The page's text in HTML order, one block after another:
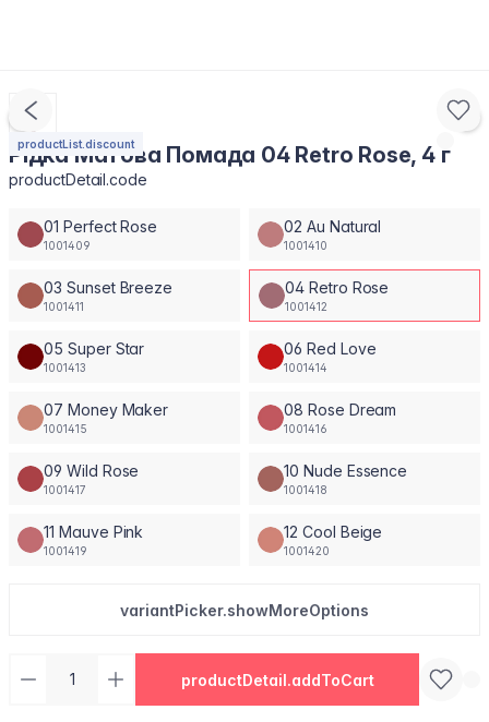
productList.discount
Рідка Матова Помада 04 Retro Rose, 4 г
productDetail.code
01 Perfect Rose
1001409
02 Au Natural
1001410
03 Sunset Breeze
1001411
04 Retro Rose
1001412
05 Super Star
1001413
06 Red Love
1001414
07 Money Maker
1001415
08 Rose Dream
1001416
09 Wild Rose
1001417
10 Nude Essence
1001418
11 Mauve Pink
1001419
12 Cool Beige
1001420
variantPicker.showMoreOptions
productDetail.addToCart